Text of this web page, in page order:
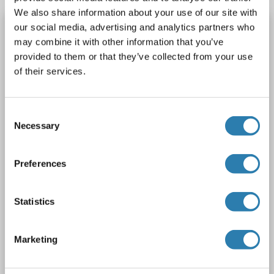
We also share information about your use of our site with
our social media, advertising and analytics partners who
may combine it with other information that you’ve
provided to them or that they’ve collected from your use
of their services.
Selection
Necessary
Preferences
Statistics
Marketing
MYF6 anticorps (AA 66-115)
MYF6 Reactivité: Humain, Souris, Rat, Boeuf (Vache), Chévre, Cheval, Mouton, Chien, Cobaye, Lapin, Porc, Poisson zèbre (Danio rerio), Roussette (Chauve-souris), Poulet, Singe, Xenopus laevis
Hôte: Lapin
unconjugated
N° du produit ABIN6735892